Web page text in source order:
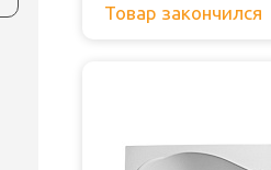
Товар закончился